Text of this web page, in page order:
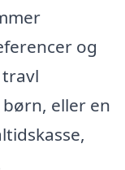
og
eller en